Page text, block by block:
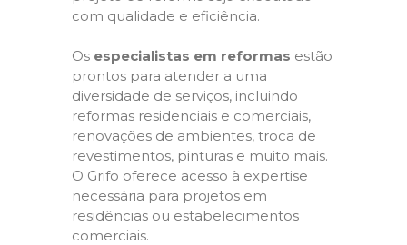
com qualidade e eficiência.
Os especialistas em reformas estão
prontos para atender a uma
diversidade de serviços, incluindo
reformas residenciais e comerciais,
renovações de ambientes, troca de
revestimentos, pinturas e muito mais.
O Grifo oferece acesso à expertise
necessária para projetos em
residências ou estabelecimentos
comerciais.